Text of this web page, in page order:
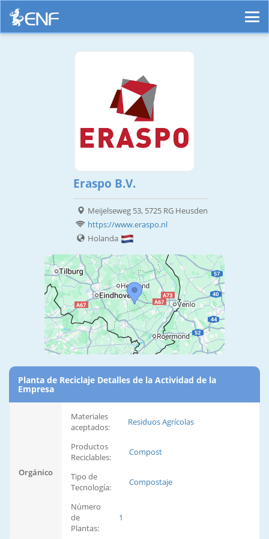
Eraspo B.V.
Meijelseweg 53, 5725 RG Heusden
https://www.eraspo.nl
Holanda
Planta de Reciclaje Detalles de la Actividad de la
Empresa
Orgánico
Materiales
aceptados:
Residuos Agrícolas
Productos
Reciclables:
Compost
Tipo de
Tecnología:
Compostaje
Número
de
Plantas:
1